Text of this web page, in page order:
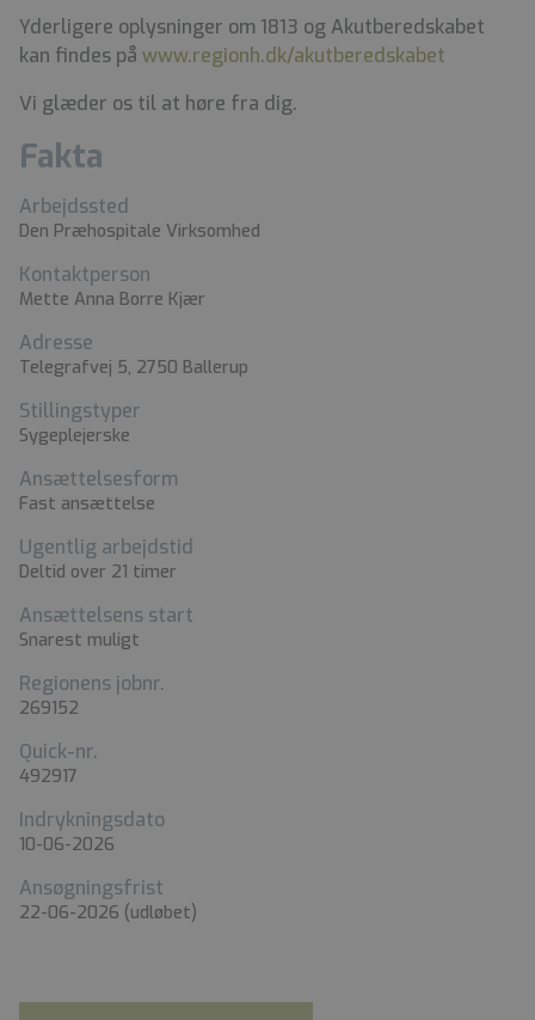
Yderligere oplysninger om 1813 og Akutberedskabet
kan findes på www.regionh.dk/akutberedskabet
Vi glæder os til at høre fra dig.
Fakta
Arbejdssted
Den Præhospitale Virksomhed
Kontaktperson
Mette Anna Borre Kjær
Adresse
Telegrafvej 5, 2750 Ballerup
Stillingstyper
Sygeplejerske
Ansættelsesform
Fast ansættelse
Ugentlig arbejdstid
Deltid over 21 timer
Ansættelsens start
Snarest muligt
Regionens jobnr.
269152
Quick-nr.
492917
Indrykningsdato
10-06-2026
Ansøgningsfrist
22-06-2026 (udløbet)